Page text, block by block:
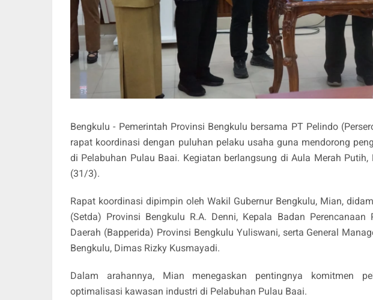
Bengkulu - Pemerintah Provinsi Bengkulu bersama PT Pelindo
rapat koordinasi dengan puluhan pelaku usaha guna mendorong
di Pelabuhan Pulau Baai. Kegiatan berlangsung di Aula Merah Putih,
(31/3).
Rapat koordinasi dipimpin oleh Wakil Gubernur Bengkulu, Mian,
(Setda) Provinsi Bengkulu R.A. Denni, Kepala Badan Perencanaan
Daerah (Bapperida) Provinsi Bengkulu Yuliswani, serta General
Bengkulu, Dimas Rizky Kusmayadi.
Dalam arahannya, Mian menegaskan pentingnya komitmen
optimalisasi kawasan industri di Pelabuhan Pulau Baai.